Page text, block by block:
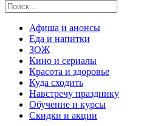
Афиша и анонсы
Еда и напитки
ЗОЖ
Кино и сериалы
Красота и здоровье
Куда сходить
Навстречу празднику
Обучение и курсы
Скидки и акции